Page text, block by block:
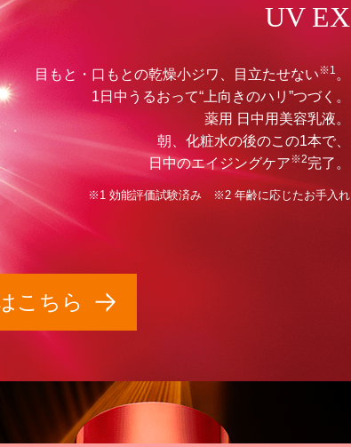
UV EX
目もと・口もとの乾燥小ジワ、目立たせない※1 。
1日中うるおって“上向きのハリ”つづく。
薬用 日中用美容乳液。
朝、化粧水の後のこの1本で、
日中のエイジングケア※2完了。
※1 効能評価試験済み ※2 年齢に応じたお手入れ
こちら